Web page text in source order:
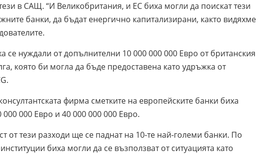
в САЩ. “И Великобритания, и ЕС биха могли да поискат тези
банки, да бъдат енергично капитализирани, както видяхме
се нуждали от допълнителни 10 000 000 000 Евро от британския
която би могла да бъде предоставена като удръжка от
фирма сметките на европейските банки биха
000 Евро и 40 000 000 000 Евро.
от тези разходи ще се паднат на 10-те най-големи банки. По
биха могли да се възползват от ситуацията като